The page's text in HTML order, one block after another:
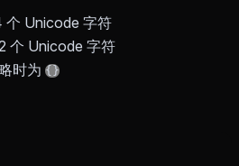
个 Unicode 字符
个 Unicode 字符
时为 {}